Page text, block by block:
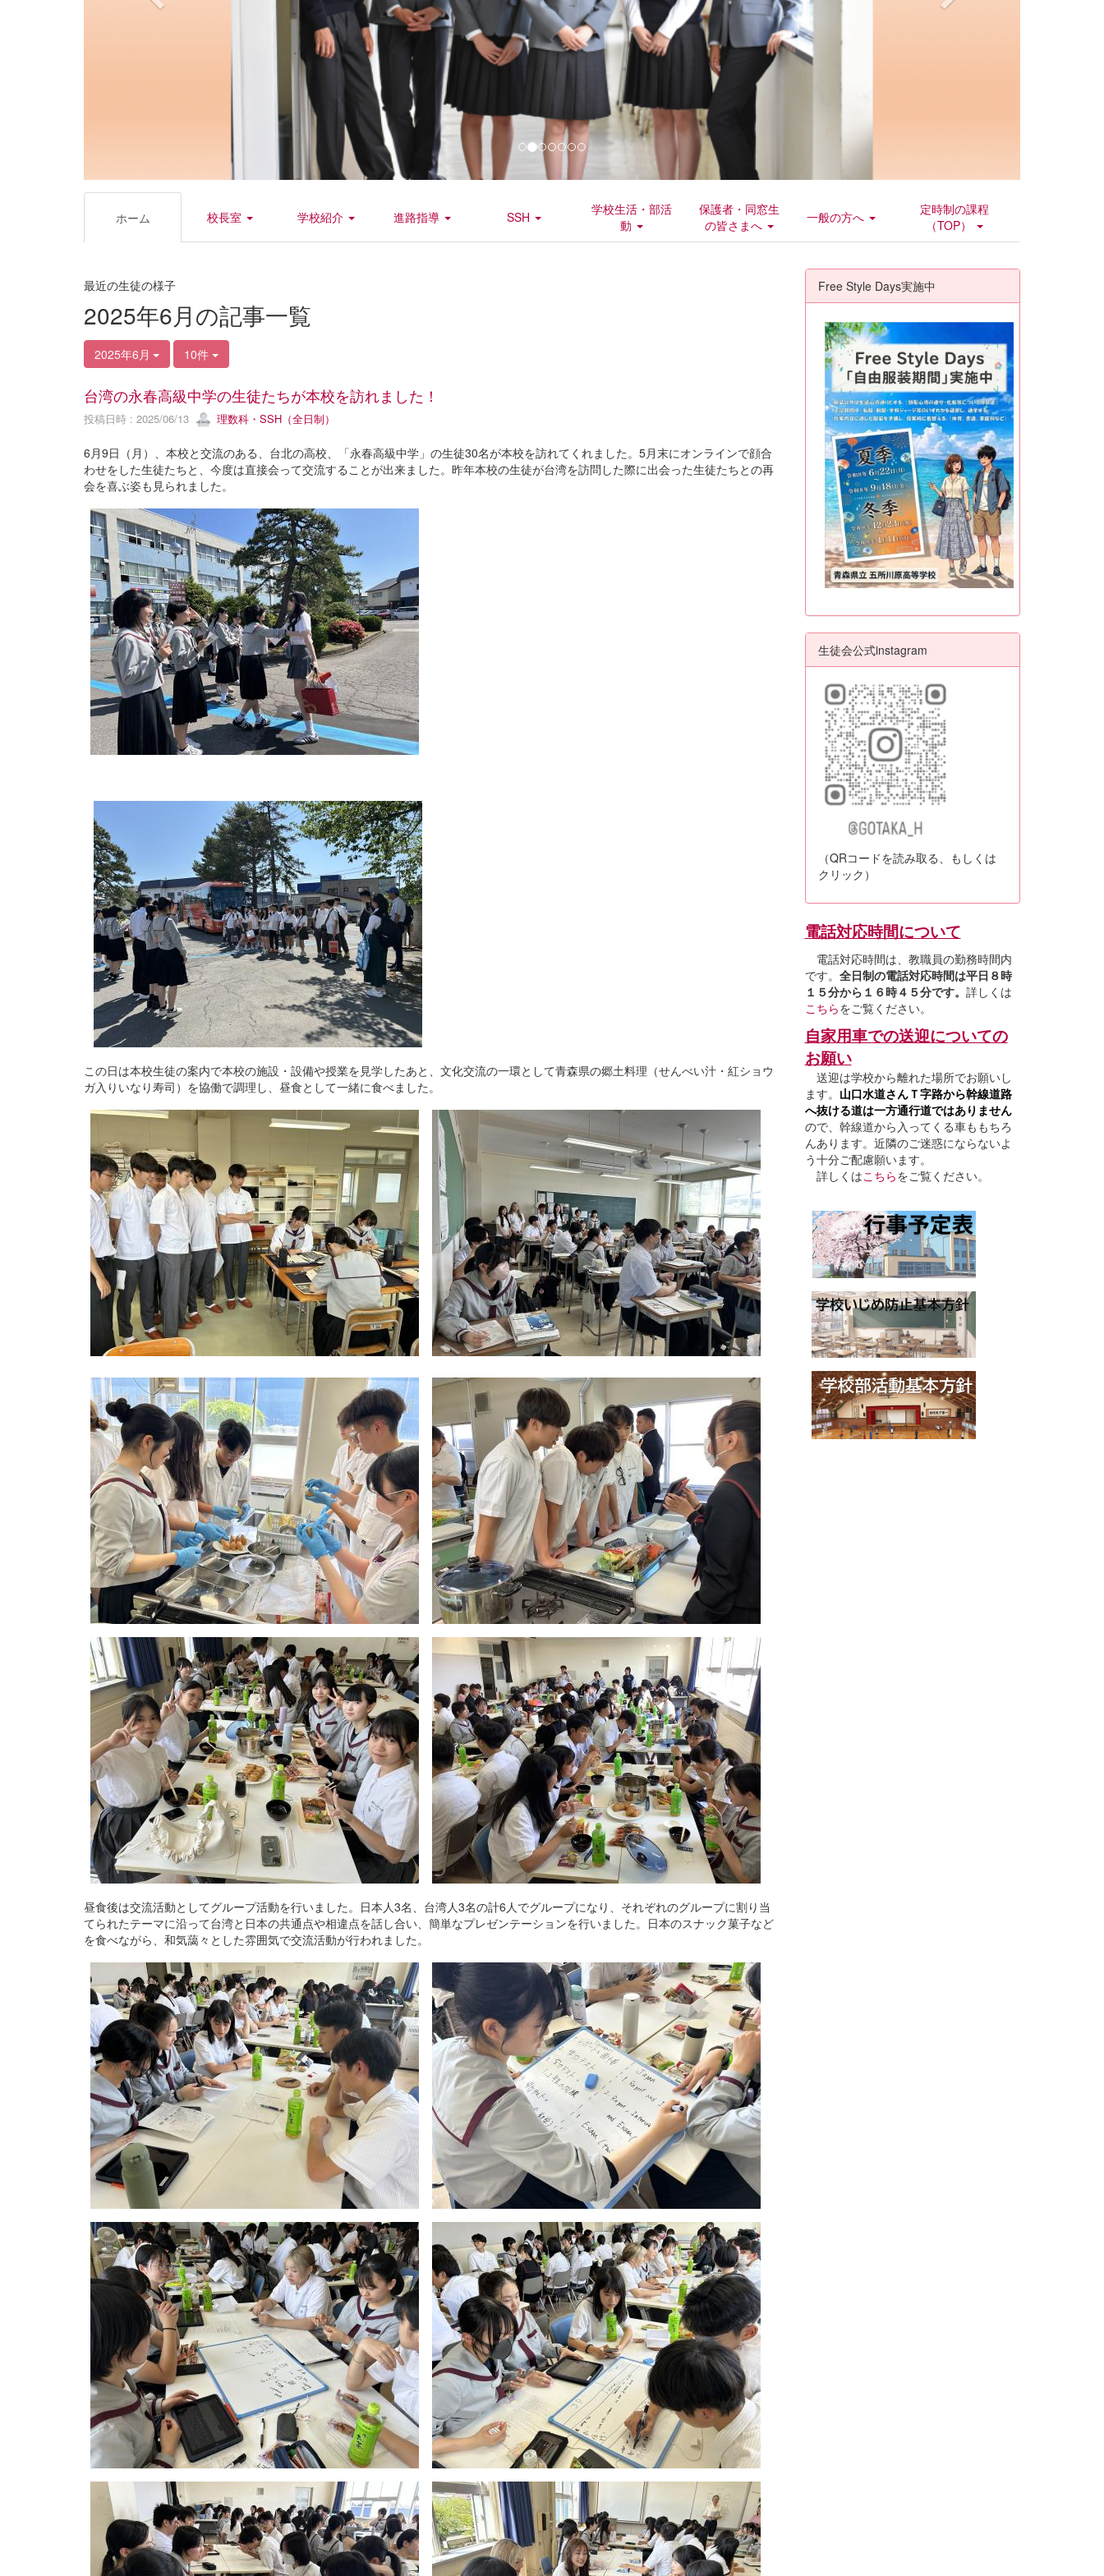
ホーム 校長室 学校紹介 進路指導 SSH
学校生活・部活
動
保護者・同窓生
の皆さまへ
一般の方へ
定時制の課程
（TOP）
最近の生徒の様子
2025年6月の記事一覧
2025年6月 10件
台湾の永春高級中学の生徒たちが本校を訪れました！
投稿日時 : 2025/06/13 理数科・SSH（全日制）
6月9日（月）、本校と交流のある、台北の高校、「永春高級中学」の生徒30名が本校を訪れてくれました。5月末にオンラインで顔合
わせをした生徒たちと、今度は直接会って交流することが出来ました。昨年本校の生徒が台湾を訪問した際に出会った生徒たちとの再
会を喜ぶ姿も見られました。
この日は本校生徒の案内で本校の施設・設備や授業を見学したあと、文化交流の一環として青森県の郷土料理（せんべい汁・紅ショウ
ガ入りいなり寿司）を協働で調理し、昼食として一緒に食べました。
昼食後は交流活動としてグループ活動を行いました。日本人3名、台湾人3名の計6人でグループになり、それぞれのグループに割り当
てられたテーマに沿って台湾と日本の共通点や相違点を話し合い、簡単なプレゼンテーションを行いました。日本のスナック菓子など
を食べながら、和気藹々とした雰囲気で交流活動が行われました。
Free Style Days実施中
生徒会公式instagram
（QRコードを読み取る、もしくは
クリック）
電話対応時間について
電話対応時間は、教職員の勤務時間内
です。 全日制の電話対応時間は平日８時
１５分から１６時４５分です。 詳しくは
こちらをご覧ください。
自家用車での送迎についての
お願い
送迎は学校から離れた場所でお願いし
ます。 山口水道さんＴ字路から幹線道路
へ抜ける道は一方通行道ではありません
ので、幹線道から入ってくる車ももちろ
んあります。近隣のご迷惑にならないよ
う十分ご配慮願います。
詳しくはこちらをご覧ください。